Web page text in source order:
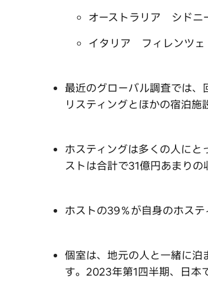
オーストラリア シドニ
イタリア フィレンツェ
最近のグローバル調査では、
リスティングとほかの宿泊施
ホスティングは多くの人にと
ストは合計で31億円あまり
ホストの39％が自身のホス
個室は、地元の人と一緒に泊
す。2023年第1四半期、日本